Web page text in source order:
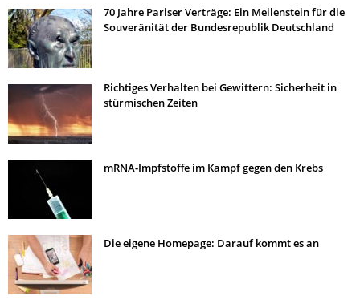
70 Jahre Pariser Verträge: Ein Meilenstein für die
Souveränität der Bundesrepublik Deutschland
Richtiges Verhalten bei Gewittern: Sicherheit in
stürmischen Zeiten
mRNA-Impfstoffe im Kampf gegen den Krebs
Die eigene Homepage: Darauf kommt es an